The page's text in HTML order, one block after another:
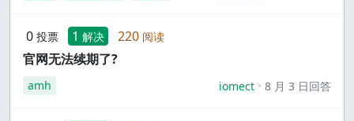
0 投票 1 解决 220 阅读
官网无法续期了?
amh iomect 8 月 3 日回答